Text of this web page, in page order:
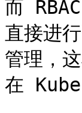
而
直接进
管理，
在